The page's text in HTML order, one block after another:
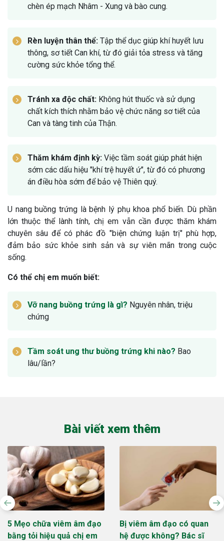
chèn ép mạch Nhâm - Xung và bào cung.
Rèn luyện thân thể: Tập thể dục giúp khí huyết lưu
thông, sơ tiết Can khí, từ đó giải tỏa stress và tăng
cường sức khỏe tổng thể.
Tránh xa độc chất: Không hút thuốc và sử dụng
chất kích thích nhằm bảo vệ chức năng sơ tiết của
Can và tàng tinh của Thận.
Thăm khám định kỳ: Việc tầm soát giúp phát hiện
sớm các dấu hiệu "khí trệ huyết ứ", từ đó có phương
án điều hòa sớm để bảo vệ Thiên quý.
U nang buồng trứng là bệnh lý phụ khoa phổ biến. Dù phần
lớn thuộc thể lành tính, chị em vẫn cần được thăm khám
chuyên sâu để có phác đồ "biện chứng luận trị" phù hợp,
đảm bảo sức khỏe sinh sản và sự viên mãn trong cuộc
sống.
Có thể chị em muốn biết:
Vỡ nang buồng trứng là gì? Nguyên nhân, triệu
chứng
Tầm soát ung thư buồng trứng khi nào? Bao
lâu/lần?
Bài viết xem thêm
5 Mẹo chữa viêm âm đạo
bằng tỏi hiệu quả chị em
Bị viêm âm đạo có quan
hệ được không? Bác sĩ